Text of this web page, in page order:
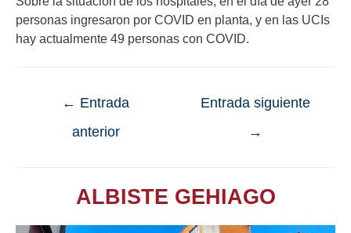
personas ingresaron por COVID en planta, y en las UCIs
hay actualmente 49 personas con COVID.
← Entrada
anterior
Entrada siguiente
→
ALBISTE GEHIAGO